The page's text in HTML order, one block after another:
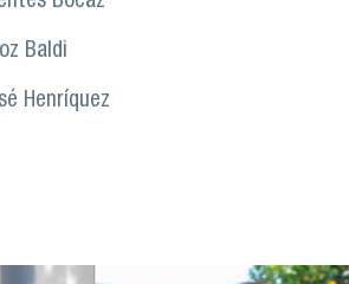
Baldi
Henríquez